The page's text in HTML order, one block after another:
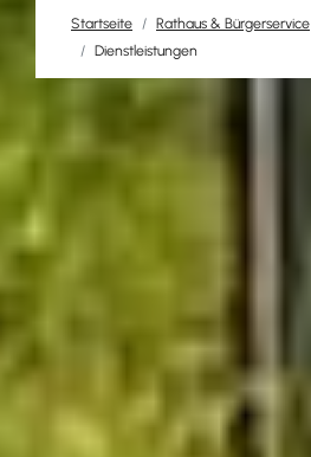
Startseite Rathaus & Bürgerservice
Dienstleistungen